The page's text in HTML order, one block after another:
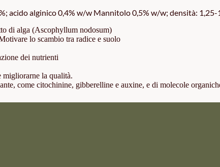
acido alginico 0,4% w/w Mannitolo 0,5% w/w; densità:
di alga (Ascophyllum nodosum)
lo scambio tra radice e suolo
dei nutrienti
la qualità.
come citochinine, gibberelline e auxine, e di molecole